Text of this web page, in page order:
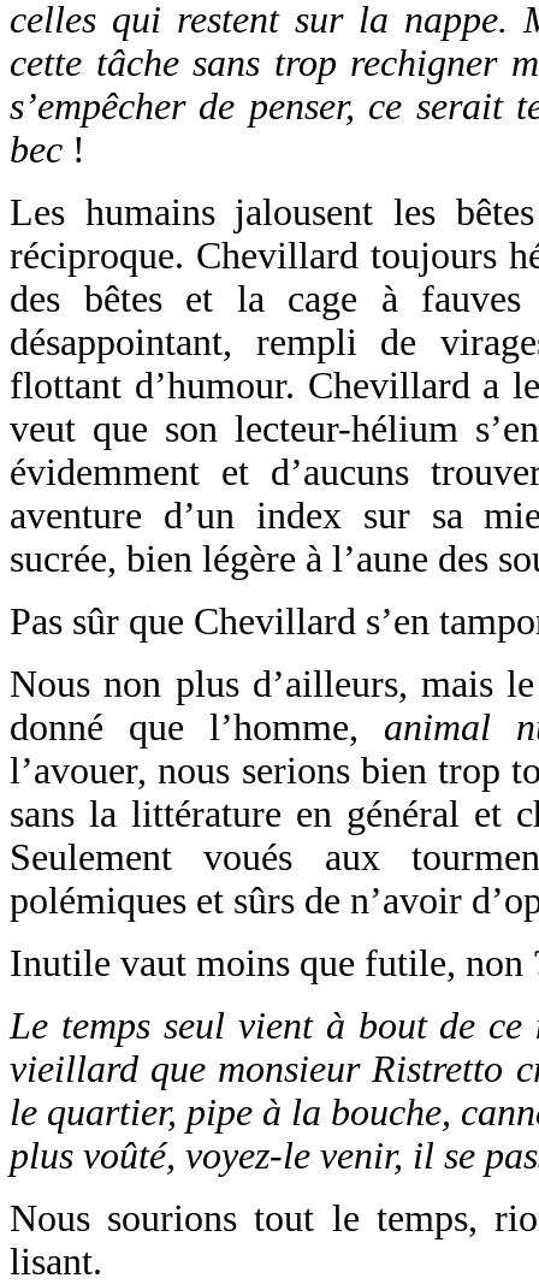
celles qui restent sur la nappe.
cette tâche sans trop rechigner
s’empêcher de penser, ce serait
bec !
Les humains jalousent les
réciproque. Chevillard toujours
des bêtes et la cage à
désappointant, rempli de
flottant d’humour. Chevillard a
veut que son lecteur-hélium
évidemment et d’aucuns
aventure d’un index sur sa
sucrée, bien légère à l’aune des
Pas sûr que Chevillard s’en
Nous non plus d’ailleurs, mais
donné que l’homme, animal
l’avouer, nous serions bien trop
sans la littérature en général et
Seulement voués aux
polémiques et sûrs de n’avoir
Inutile vaut moins que futile, non
Le temps seul vient à bout de
vieillard que monsieur Ristretto
le quartier, pipe à la bouche,
plus voûté, voyez-le venir, il se
Nous sourions tout le temps,
lisant.